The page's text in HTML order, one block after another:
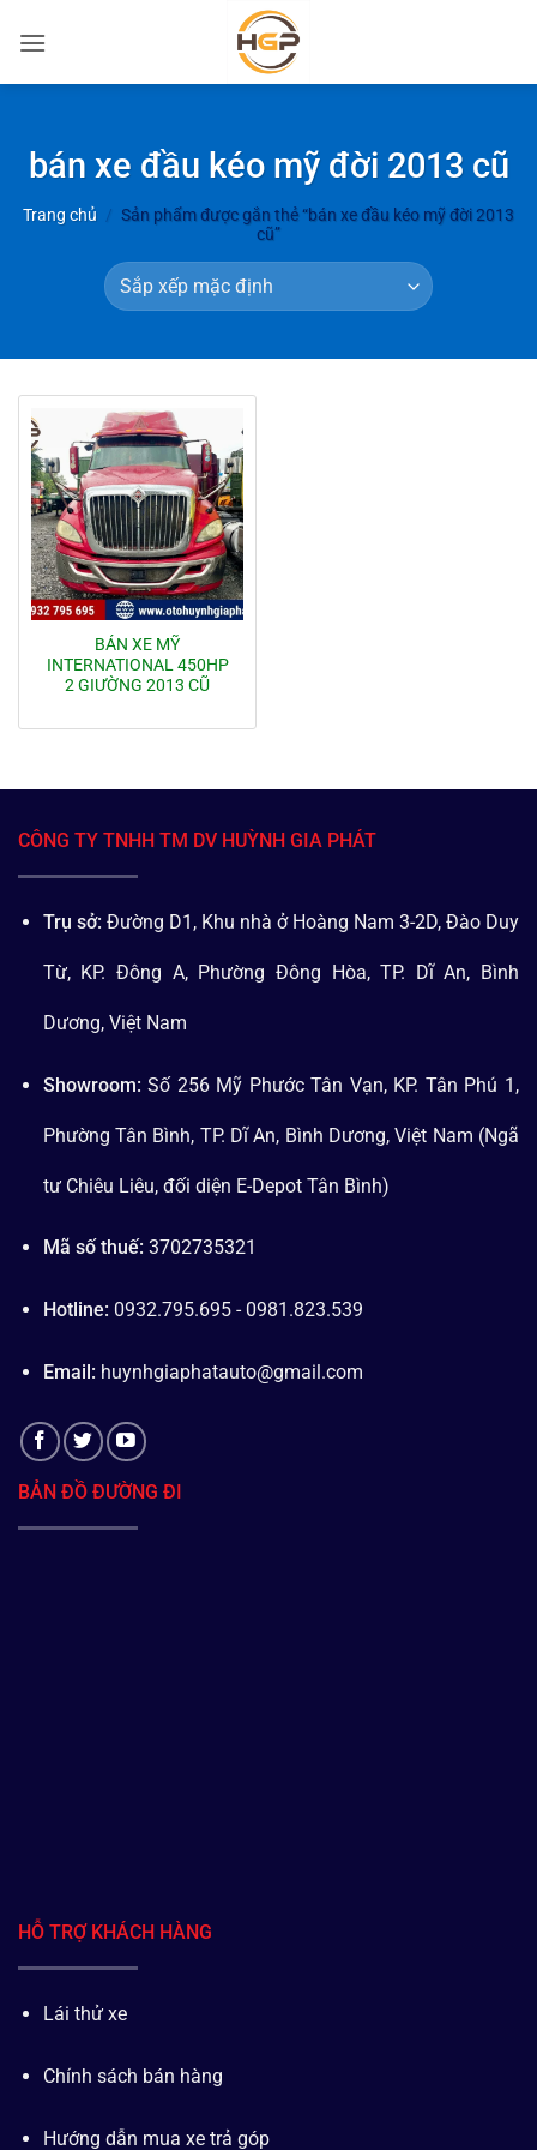
qua
bán xe đầu kéo mỹ đời 2013 cũ
Trang chủ / Sản phẩm được gắn thẻ “bán xe đầu kéo mỹ đời 2013
cũ”
BÁN XE MỸ
INTERNATIONAL 450HP
2 GIƯỜNG 2013 CŨ
CÔNG TY TNHH TM DV HUỲNH GIA PHÁT
Trụ sở: Đường D1, Khu nhà ở Hoàng Nam 3-2D, Đào Duy
Từ, KP. Đông A, Phường Đông Hòa, TP. Dĩ An, Bình
Dương, Việt Nam
Showroom: Số 256 Mỹ Phước Tân Vạn, KP. Tân Phú 1,
Phường Tân Bình, TP. Dĩ An, Bình Dương, Việt Nam (Ngã
tư Chiêu Liêu, đối diện E-Depot Tân Bình)
Mã số thuế: 3702735321
Hotline: 0932.795.695 - 0981.823.539
Email: huynhgiaphatauto@gmail.com
BẢN ĐỒ ĐƯỜNG ĐI
HỖ TRỢ KHÁCH HÀNG
Lái thử xe
Chính sách bán hàng
Hướng dẫn mua xe trả góp